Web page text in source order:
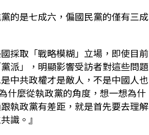
的是七成六，偏國民黨的僅有三成
採取「戰略模糊」立場，即使目前
派」，明顯影響受訪者對這些問題
中共政權才是敵人，不是中國人也
什麼從執政黨的角度，想一想為什
執政黨有差距，就是首先要去理解
識。』